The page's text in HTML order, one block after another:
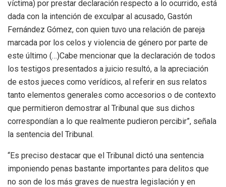
víctima) por prestar declaración respecto a lo ocurrido, está
dada con la intención de exculpar al acusado, Gastón
Fernández Gómez, con quien tuvo una relación de pareja
marcada por los celos y violencia de género por parte de
este último (…)Cabe mencionar que la declaración de todos
los testigos presentados a juicio resultó, a la apreciación
de estos jueces como verídicos, al referir en sus relatos
tanto elementos generales como accesorios o de contexto
que permitieron demostrar al Tribunal que sus dichos
correspondían a lo que realmente pudieron percibir”, señala
la sentencia del Tribunal.
“Es preciso destacar que el Tribunal dictó una sentencia
imponiendo penas bastante importantes para delitos que
no son de los más graves de nuestra legislación y en